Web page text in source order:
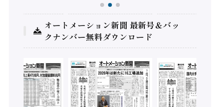
オートメーション新聞 最新号＆バッ
クナンバー無料ダウンロード